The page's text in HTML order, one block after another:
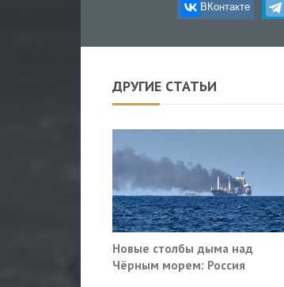
ВКонтакте
ДРУГИЕ СТАТЬИ
Новые столбы дыма над
Чёрным морем: Россия